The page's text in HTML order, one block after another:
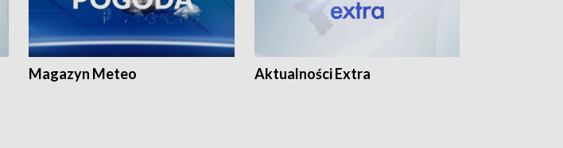
Magazyn Meteo Aktualności Extra